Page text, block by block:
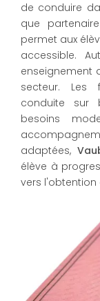
de conduire
que
permet aux
accessible.
enseignement
secteur. Les
conduite sur
besoins
adaptées,
élève à
vers